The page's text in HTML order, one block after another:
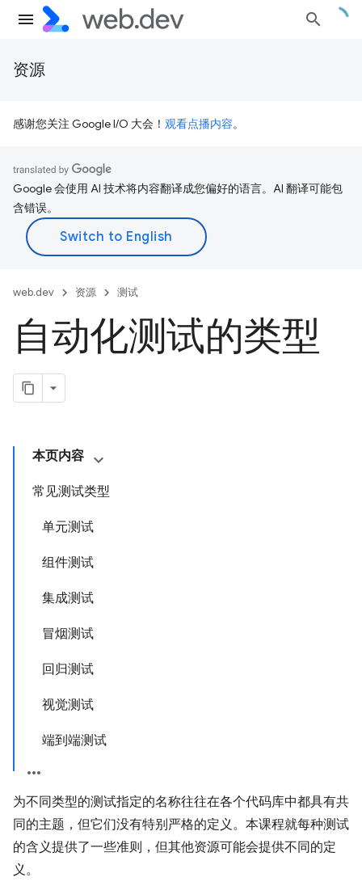
资源
感谢您关注 Google I/O 大会！ 观看点播内容。
Google 会使用 AI 技术将内容翻译成您偏好的语言。AI 翻译可能包
含错误。
web.dev 资源 测试
自动化测试的类型
本页内容
常见测试类型
单元测试
组件测试
集成测试
冒烟测试
回归测试
视觉测试
端到端测试
为不同类型的测试指定的名称往往在各个代码库中都具有共
同的主题，但它们没有特别严格的定义。本课程就每种测试
的含义提供了一些准则，但其他资源可能会提供不同的定
义。